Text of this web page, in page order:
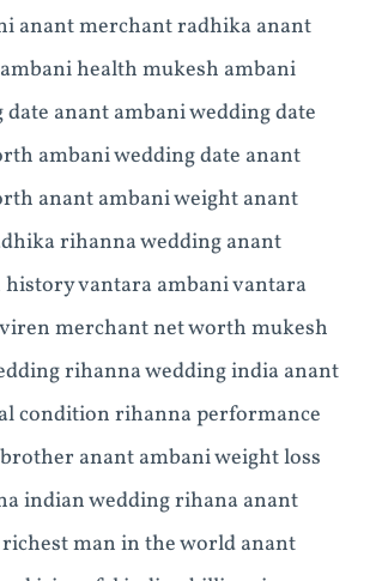
anant merchant radhika anant
health mukesh ambani
anant ambani wedding date
ambani wedding date anant
anant ambani weight anant
rihanna wedding anant
vantara ambani vantara
merchant net worth mukesh
rihanna wedding india anant
condition rihanna performance
anant ambani weight loss
indian wedding rihana anant
man in the world anant